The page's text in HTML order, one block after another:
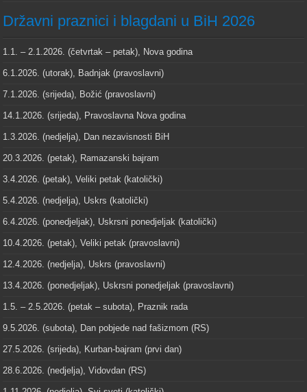
Državni praznici i blagdani u BiH 2026
1.1. – 2.1.2026. (četvrtak – petak), Nova godina
6.1.2026. (utorak), Badnjak (pravoslavni)
7.1.2026. (srijeda), Božić (pravoslavni)
14.1.2026. (srijeda), Pravoslavna Nova godina
1.3.2026. (nedjelja), Dan nezavisnosti BiH
20.3.2026. (petak), Ramazanski bajram
3.4.2026. (petak), Veliki petak (katolički)
5.4.2026. (nedjelja), Uskrs (katolički)
6.4.2026. (ponedjeljak), Uskrsni ponedjeljak (katolički)
10.4.2026. (petak), Veliki petak (pravoslavni)
12.4.2026. (nedjelja), Uskrs (pravoslavni)
13.4.2026. (ponedjeljak), Uskrsni ponedjeljak (pravoslavni)
1.5. – 2.5.2026. (petak – subota), Praznik rada
9.5.2026. (subota), Dan pobjede nad fašizmom (RS)
27.5.2026. (srijeda), Kurban-bajram (prvi dan)
28.6.2026. (nedjelja), Vidovdan (RS)